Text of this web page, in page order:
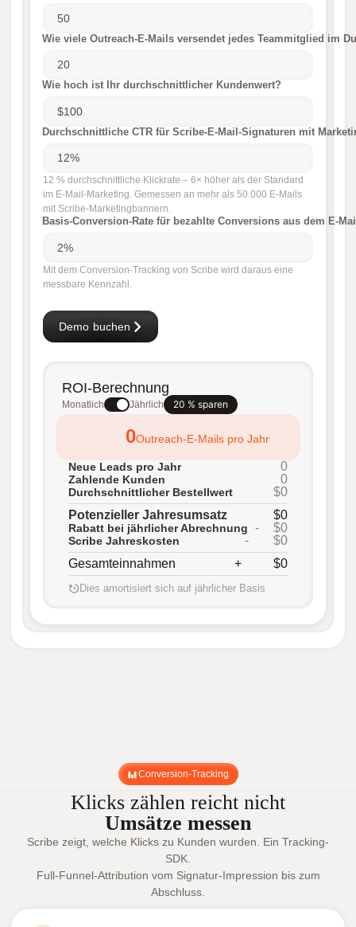
Wie viele Outreach-E-Mails versendet jedes Teammitglied im
Wie hoch ist Ihr durchschnittlicher Kundenwert?
Durchschnittliche CTR für Scribe-E-Mail-Signaturen mit
12 % durchschnittliche Klickrate – 6× höher als der Standard
im E-Mail-Marketing. Gemessen an mehr als 50.000 E-Mails
mit Scribe-Marketingbannern.
Basis-Conversion-Rate für bezahlte Conversions aus dem E-
Mit dem Conversion-Tracking von Scribe wird daraus eine
messbare Kennzahl.
ROI-Berechnung
Monatlich Jährlich 20 % sparen
0Outreach-E-Mails pro Jahr
Neue Leads pro Jahr 0
Zahlende Kunden 0
Durchschnittlicher Bestellwert
$0
Potenzieller Jahresumsatz
$0
Rabatt bei jährlicher Abrechnung - $0
Scribe Jahreskosten -
$0
Gesamteinnahmen
+ $0
Dies amortisiert sich auf jährlicher Basis
Demo buchen
Conversion-Tracking
Klicks zählen reicht nicht
Umsätze messen
Scribe zeigt, welche Klicks zu Kunden wurden. Ein Tracking-
SDK.
Full-Funnel-Attribution vom Signatur-Impression bis zum
Abschluss.